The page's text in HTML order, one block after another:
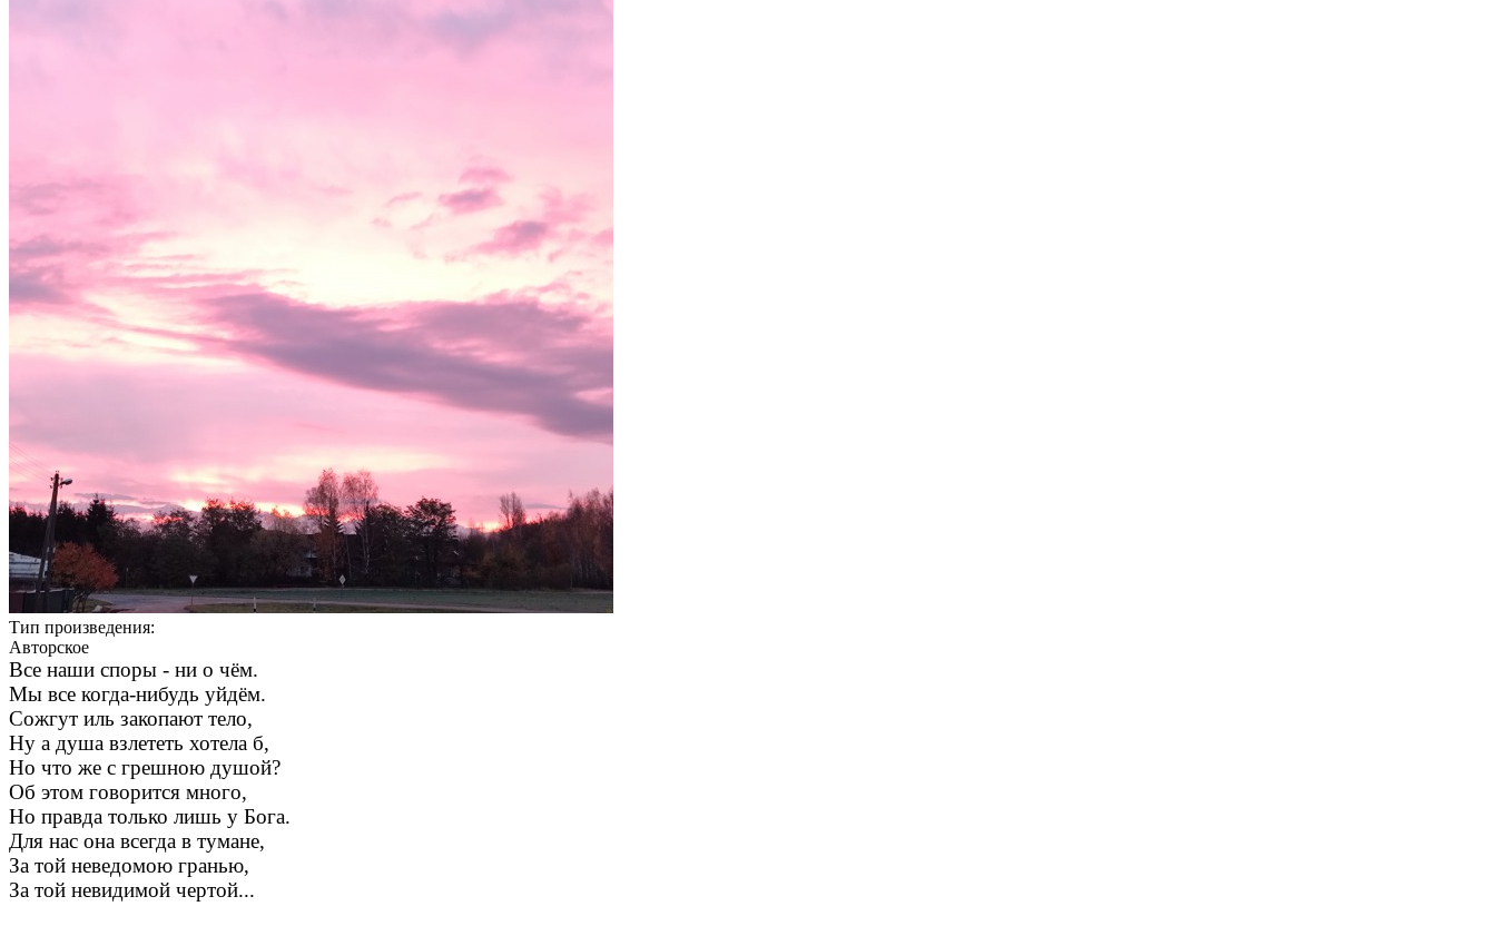
Тип произведения:
Авторское
Все наши споры - ни о чём.
Мы все когда-нибудь уйдём.
Сожгут иль закопают тело,
Ну а душа взлететь хотела б,
Но что же с грешною душой?
Об этом говорится много,
Но правда только лишь у Бога.
Для нас она всегда в тумане,
За той неведомою гранью,
За той невидимой чертой...